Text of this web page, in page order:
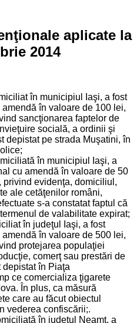
aplicate la
2014
în municipiul Iaşi, a fost
în valoare de 100 lei,
sancţionarea faptelor de
socială, a ordinii şi
depistat pe strada Muşatini, în
în municipiul Iaşi, a
cu amendă în valoare de 50
privind evidenţa, domiciliul,
ale cetăţenilor români,
s-a constatat faptul că
de valabilitate expirat;
în judeţul Iaşi, a fost
în valoare de 500 lei,
protejarea populaţiei
comerţ sau prestări de
în Piaţa
ce comercializa ţigarete
În plus, ca măsură
care au făcut obiectul
vederea confiscării;.
în judeţul Neamţ, a